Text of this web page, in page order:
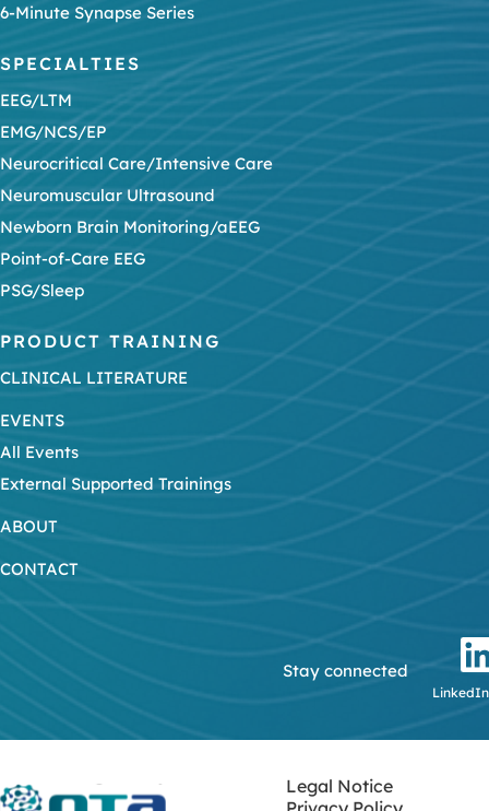
6-Minute Synapse Series
SPECIALTIES
EEG/LTM
EMG/NCS/EP
Neurocritical Care/Intensive Care
Neuromuscular Ultrasound
Newborn Brain Monitoring/aEEG
Point-of-Care EEG
PSG/Sleep
PRODUCT TRAINING
CLINICAL LITERATURE
EVENTS
All Events
External Supported Trainings
ABOUT
CONTACT
Stay connected
LinkedIn
Legal Notice